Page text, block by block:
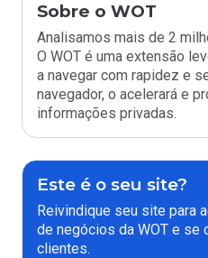
Sobre o WOT
Analisamos mais de 2
O WOT é uma extensão
a navegar com rapidez e
navegador, o acelerará e
informações privadas.
Este é o seu site?
Reivindique seu site para
de negócios da WOT e se
clientes.